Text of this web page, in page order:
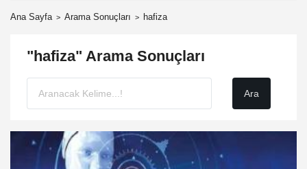
Ana Sayfa Arama Sonuçları hafiza
"hafiza" Arama Sonuçları